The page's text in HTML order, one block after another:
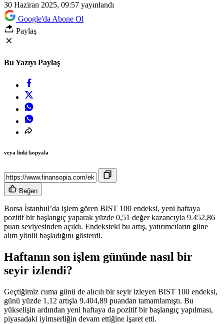
30 Haziran 2025, 09:57 yayınlandı
Google'da Abone Ol
Paylaş
Bu Yazıyı Paylaş
veya linki kopyala
Beğen
Borsa İstanbul’da işlem gören BIST 100 endeksi, yeni haftaya
pozitif bir başlangıç yaparak yüzde 0,51 değer kazancıyla 9.452,86
puan seviyesinden açıldı. Endeksteki bu artış, yatırımcıların güne
alım yönlü başladığını gösterdi.
Haftanın son işlem gününde nasıl bir
seyir izlendi?
Geçtiğimiz cuma günü de alıcılı bir seyir izleyen BIST 100 endeksi,
günü yüzde 1,12 artışla 9.404,89 puandan tamamlamıştı. Bu
yükselişin ardından yeni haftaya da pozitif bir başlangıç yapılması,
piyasadaki iyimserliğin devam ettiğine işaret etti.